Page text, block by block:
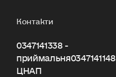
Контакти
0347141338 -
приймальня
ЦНАП